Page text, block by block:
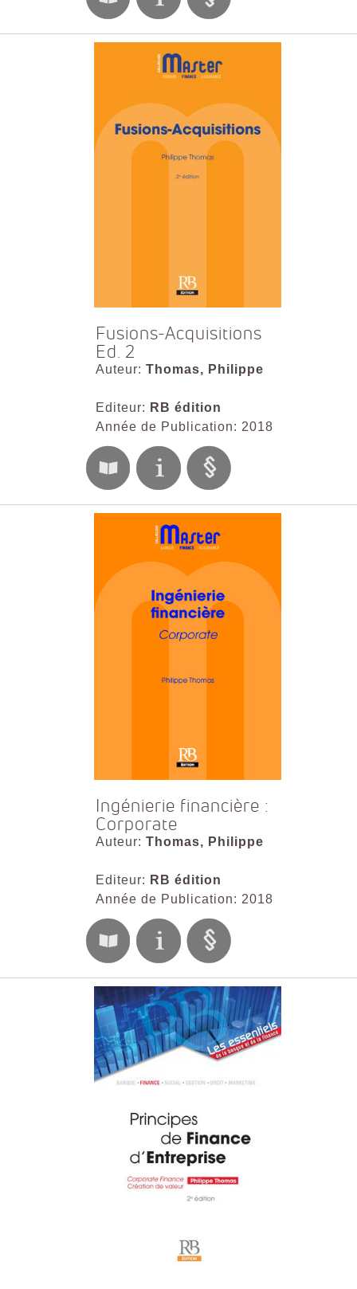
Fusions-Acquisitions
Ed. 2
Auteur: Thomas, Philippe
Editeur: RB édition
Année de Publication: 2018
Ingénierie financière :
Corporate
Auteur: Thomas, Philippe
Editeur: RB édition
Année de Publication: 2018